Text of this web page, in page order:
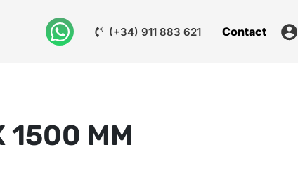
(+34) 911 883 621 Contact
1500 MM